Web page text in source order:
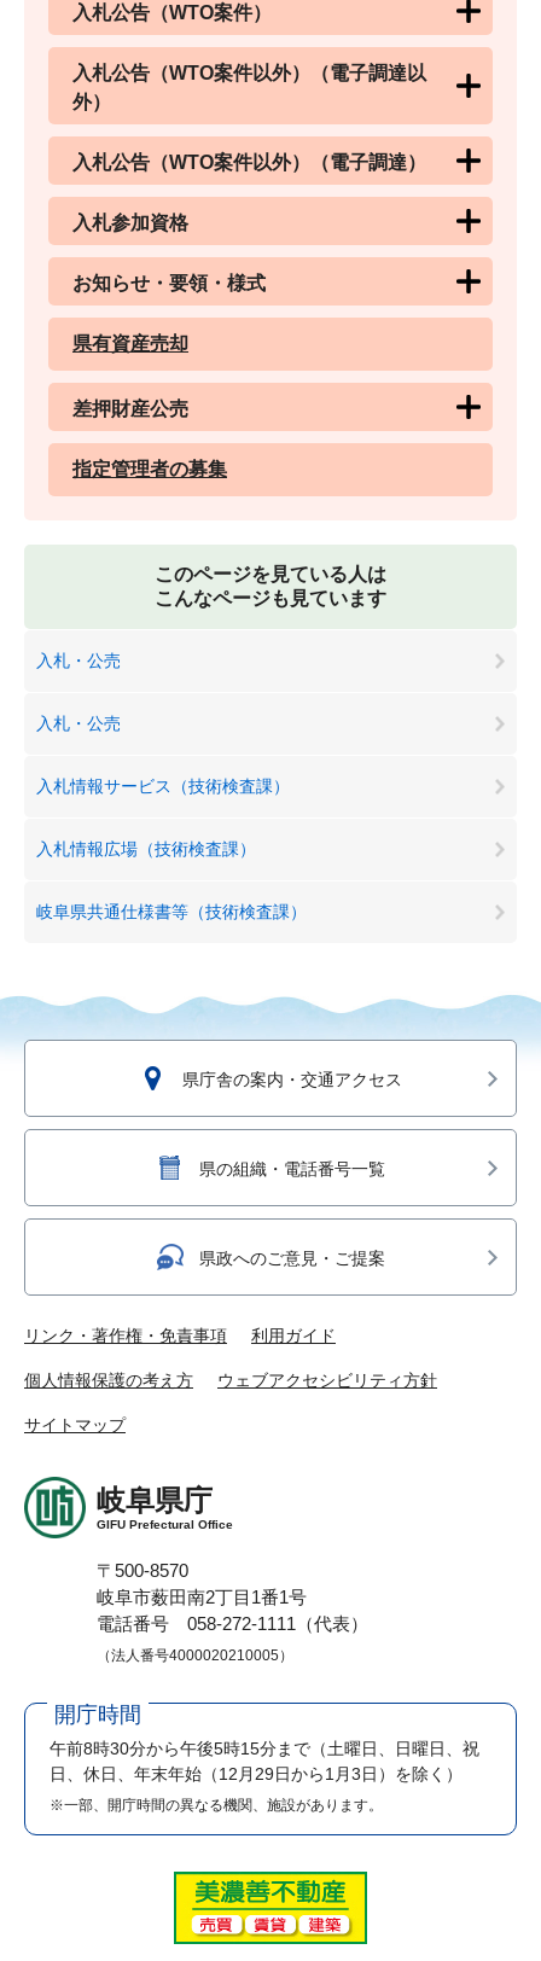
入札公告（WTO案件）
入札公告（WTO案件以外）（電子調達以
外）
入札公告（WTO案件以外）（電子調達）
入札参加資格
お知らせ・要領・様式
県有資産売却
差押財産公売
指定管理者の募集
このページを見ている人は
こんなページも見ています
入札・公売
入札・公売
入札情報サービス（技術検査課）
入札情報広場（技術検査課）
岐阜県共通仕様書等（技術検査課）
県庁舎の案内・交通アクセス
県の組織・電話番号一覧
県政へのご意見・ご提案
リンク・著作権・免責事項 利用ガイド
個人情報保護の考え方 ウェブアクセシビリティ方針
サイトマップ
岐阜県庁
GIFU Prefectural Office
〒500-8570
岐阜市薮田南2丁目1番1号
電話番号 058-272-1111（代表）
（法人番号4000020210005）
開庁時間
午前8時30分から午後5時15分まで （土曜日、日曜日、祝
日、休日、年末年始（12月29日から1月3日）を除く）
※一部、開庁時間の異なる機関、施設があります。